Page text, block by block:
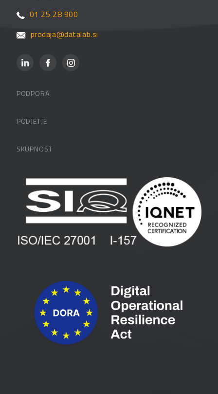
01 25 28 900
prodaja@datalab.si
PODPORA
FAQ – pogosta vprašanja
PODJETJE
Zaposlitev
Vlagatelji
Pogoji in pogodbe
SKUPNOST
Blog
Spletni seminarji